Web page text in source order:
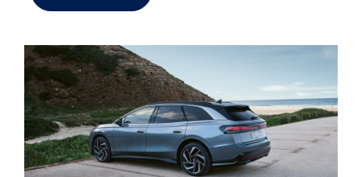
Den nye
Garanti
Forsikring
NYE VAREBILER